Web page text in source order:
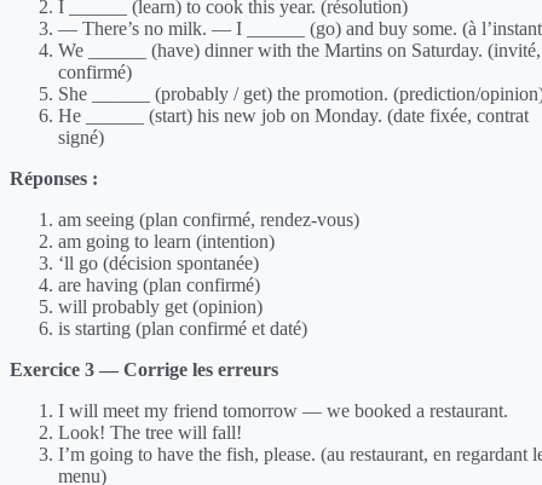
I ______ (learn) to cook this year. (résolution)
— There’s no milk. — I ______ (go) and buy some. (à
We ______ (have) dinner with the Martins on Saturday. (invité,
confirmé)
She ______ (probably / get) the promotion. (prediction/
He ______ (start) his new job on Monday. (date fixée, contrat
signé)
Réponses :
am seeing (plan confirmé, rendez-vous)
am going to learn (intention)
‘ll go (décision spontanée)
are having (plan confirmé)
will probably get (opinion)
is starting (plan confirmé et daté)
Exercice 3 — Corrige les erreurs
I will meet my friend tomorrow — we booked a restaurant.
Look! The tree will fall!
I’m going to have the fish, please. (au restaurant, en regardant
menu)